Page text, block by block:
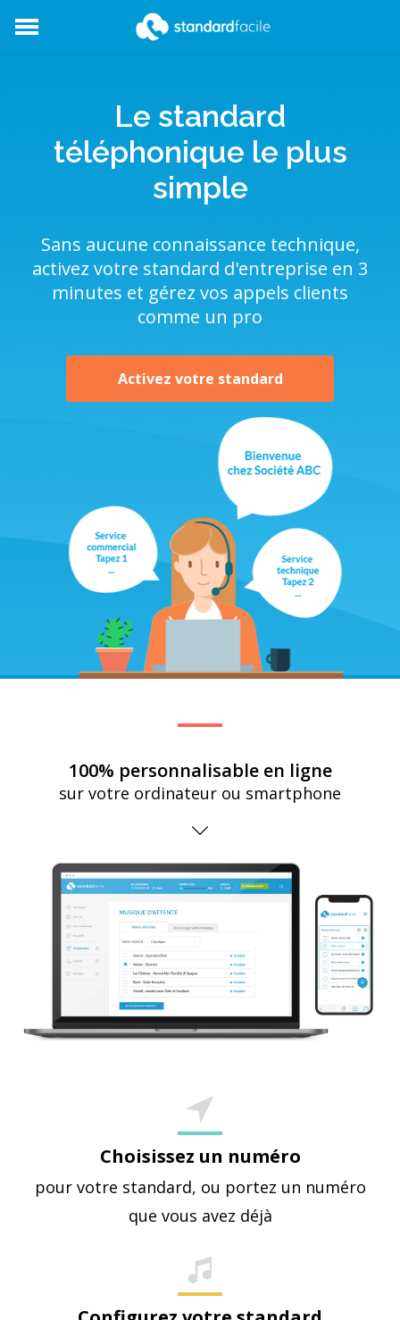
Le standard
téléphonique le plus
simple
Sans aucune connaissance technique,
activez votre standard d'entreprise en 3
minutes et gérez vos appels clients
comme un pro
Activez votre standard
100% personnalisable en ligne
sur votre ordinateur ou smartphone
Choisissez un numéro
pour votre standard, ou portez un numéro
que vous avez déjà